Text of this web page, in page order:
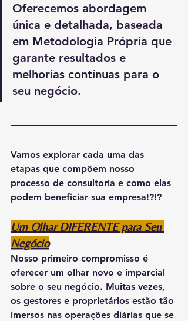
Oferecemos abordagem
única e detalhada, baseada
em Metodologia Própria que
garante resultados e
melhorias contínuas para o
seu negócio.
Vamos explorar cada uma das
etapas que compõem nosso
processo de consultoria e como elas
podem beneficiar sua empresa!?!?
Um Olhar DIFERENTE para Seu
Negócio
Nosso primeiro compromisso é
oferecer um olhar novo e imparcial
sobre o seu negócio. Muitas vezes,
os gestores e proprietários estão tão
imersos nas operações diárias que se